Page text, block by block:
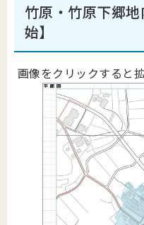
竹原・竹原下郷
始】
画像をクリックすると